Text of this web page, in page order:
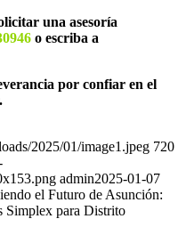
una asesoría
o escriba a
por confiar en el
2025/01/image1.jpeg 720
admin2025-01-07
el Futuro de Asunción:
Simplex para Distrito